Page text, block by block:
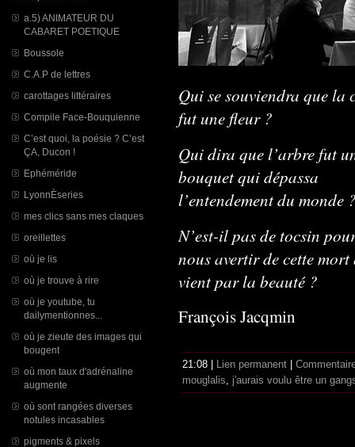
a.5) ANIMATEUR DU
CABARET POETIQUE
Boussole
C.A.P de lettres
carottages littéraires
Compile Face-Bouquienne
C’est quoi, la poésie ? C’est
ÇA, Ducon !
Ephéméride
LyonnÈseries
mes clics sans mes claques
oreillettes
où je lis
où je trouve à rire
où je youtube, tu
dailymentionnes...
où je zieute des images qui
bougent
où mon taux d'adrénaline
augmente
où sont rangées diverses
notules incasables
pigments & pixels
Qui se souviendra que la
fut une fleur ?
Qui dira que l’arbre fut
bouquet qui dépassa
l’entendement du monde
N’est-il pas de tocsin
nous avertir de cette
vient par la beauté ?
François Jacqmin
21:08 | Lien permanent
mouglalis, j'aurais voulu être un